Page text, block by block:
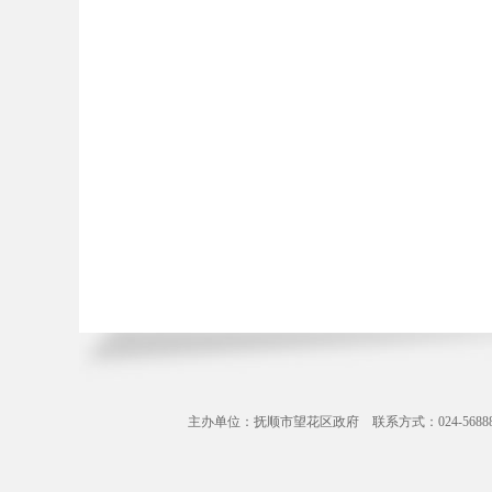
主办单位：抚顺市望花区政府 联系方式：024-